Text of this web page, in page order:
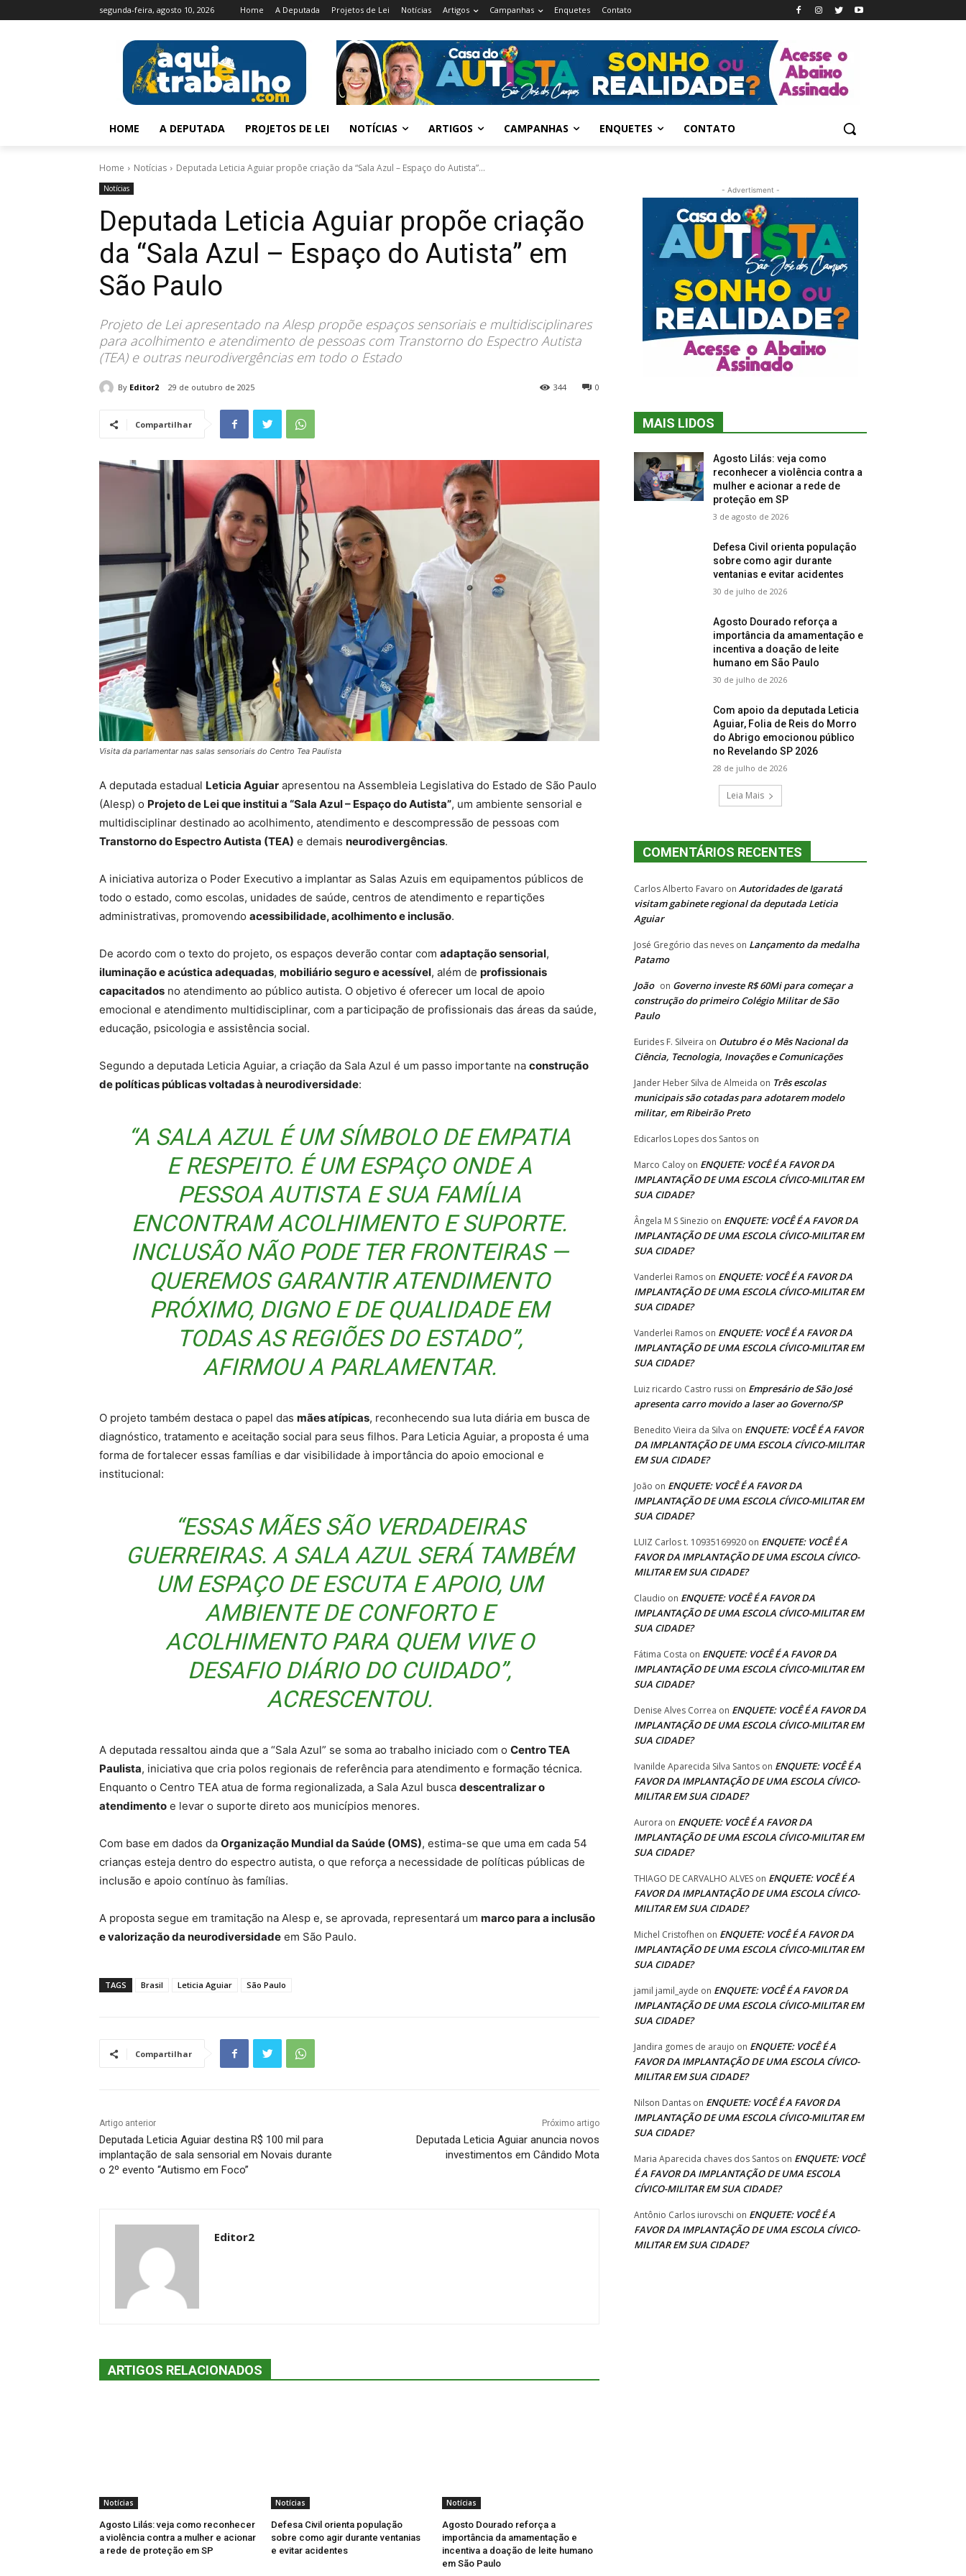
segunda-feira, agosto 10, 2026 Home A Deputada Projetos de Lei Notícias Artigos Campanhas Enquetes Contato
HOME A DEPUTADA PROJETOS DE LEI NOTÍCIAS ARTIGOS CAMPANHAS ENQUETES CONTATO
Home Notícias Deputada Leticia Aguiar propõe criação da “Sala Azul – Espaço do Autista”...
Notícias
Deputada Leticia Aguiar propõe criação
da “Sala Azul – Espaço do Autista” em
São Paulo
Projeto de Lei apresentado na Alesp propõe espaços sensoriais e multidisciplinares
para acolhimento e atendimento de pessoas com Transtorno do Espectro Autista
(TEA) e outras neurodivergências em todo o Estado
By Editor2 29 de outubro de 2025 0
344
Compartilhar
Visita da parlamentar nas salas sensoriais do Centro Tea Paulista
A deputada estadual Leticia Aguiar apresentou na Assembleia Legislativa do Estado de São Paulo
(Alesp) o Projeto de Lei que institui a “Sala Azul – Espaço do Autista”, um ambiente sensorial e
multidisciplinar destinado ao acolhimento, atendimento e descompressão de pessoas com
Transtorno do Espectro Autista (TEA) e demais neurodivergências.
A iniciativa autoriza o Poder Executivo a implantar as Salas Azuis em equipamentos públicos de
todo o estado, como escolas, unidades de saúde, centros de atendimento e repartições
administrativas, promovendo acessibilidade, acolhimento e inclusão.
De acordo com o texto do projeto, os espaços deverão contar com adaptação sensorial,
iluminação e acústica adequadas, mobiliário seguro e acessível, além de profissionais
capacitados no atendimento ao público autista. O objetivo é oferecer um local de apoio
emocional e atendimento multidisciplinar, com a participação de profissionais das áreas da saúde,
educação, psicologia e assistência social.
Segundo a deputada Leticia Aguiar, a criação da Sala Azul é um passo importante na construção
de políticas públicas voltadas à neurodiversidade:
“A SALA AZUL É UM SÍMBOLO DE EMPATIA
E RESPEITO. É UM ESPAÇO ONDE A
PESSOA AUTISTA E SUA FAMÍLIA
ENCONTRAM ACOLHIMENTO E SUPORTE.
INCLUSÃO NÃO PODE TER FRONTEIRAS —
QUEREMOS GARANTIR ATENDIMENTO
PRÓXIMO, DIGNO E DE QUALIDADE EM
TODAS AS REGIÕES DO ESTADO”,
AFIRMOU A PARLAMENTAR.
O projeto também destaca o papel das mães atípicas, reconhecendo sua luta diária em busca de
diagnóstico, tratamento e aceitação social para seus filhos. Para Leticia Aguiar, a proposta é uma
forma de fortalecer essas famílias e dar visibilidade à importância do apoio emocional e
institucional:
“ESSAS MÃES SÃO VERDADEIRAS
GUERREIRAS. A SALA AZUL SERÁ TAMBÉM
UM ESPAÇO DE ESCUTA E APOIO, UM
AMBIENTE DE CONFORTO E
ACOLHIMENTO PARA QUEM VIVE O
DESAFIO DIÁRIO DO CUIDADO”,
ACRESCENTOU.
A deputada ressaltou ainda que a “Sala Azul” se soma ao trabalho iniciado com o Centro TEA
Paulista, iniciativa que cria polos regionais de referência para atendimento e formação técnica.
Enquanto o Centro TEA atua de forma regionalizada, a Sala Azul busca descentralizar o
atendimento e levar o suporte direto aos municípios menores.
Com base em dados da Organização Mundial da Saúde (OMS), estima-se que uma em cada 54
crianças esteja dentro do espectro autista, o que reforça a necessidade de políticas públicas de
inclusão e apoio contínuo às famílias.
A proposta segue em tramitação na Alesp e, se aprovada, representará um marco para a inclusão
e valorização da neurodiversidade em São Paulo.
TAGS Brasil Leticia Aguiar São Paulo
Compartilhar
Artigo anterior
Deputada Leticia Aguiar destina R$ 100 mil para
implantação de sala sensorial em Novais durante
o 2º evento “Autismo em Foco”
Próximo artigo
Deputada Leticia Aguiar anuncia novos
investimentos em Cândido Mota
Editor2
ARTIGOS RELACIONADOS
Notícias
Agosto Lilás: veja como reconhecer
a violência contra a mulher e acionar
a rede de proteção em SP
Notícias
Defesa Civil orienta população
sobre como agir durante ventanias
e evitar acidentes
Notícias
Agosto Dourado reforça a
importância da amamentação e
incentiva a doação de leite humano
em São Paulo
- Advertisment -
MAIS LIDOS
Agosto Lilás: veja como
reconhecer a violência contra a
mulher e acionar a rede de
proteção em SP
3 de agosto de 2026
Defesa Civil orienta população
sobre como agir durante
ventanias e evitar acidentes
30 de julho de 2026
Agosto Dourado reforça a
importância da amamentação e
incentiva a doação de leite
humano em São Paulo
30 de julho de 2026
Com apoio da deputada Leticia
Aguiar, Folia de Reis do Morro
do Abrigo emocionou público
no Revelando SP 2026
28 de julho de 2026
Leia Mais
COMENTÁRIOS RECENTES
Carlos Alberto Favaro on Autoridades de Igaratá
visitam gabinete regional da deputada Leticia
Aguiar
José Gregório das neves on Lançamento da medalha
Patamo
João on Governo investe R$ 60Mi para começar a
construção do primeiro Colégio Militar de São
Paulo
Eurides F. Silveira on Outubro é o Mês Nacional da
Ciência, Tecnologia, Inovações e Comunicações
Jander Heber Silva de Almeida on Três escolas
municipais são cotadas para adotarem modelo
militar, em Ribeirão Preto
Edicarlos Lopes dos Santos on
Marco Caloy on ENQUETE: VOCÊ É A FAVOR DA
IMPLANTAÇÃO DE UMA ESCOLA CÍVICO-MILITAR EM
SUA CIDADE?
Ângela M S Sinezio on ENQUETE: VOCÊ É A FAVOR DA
IMPLANTAÇÃO DE UMA ESCOLA CÍVICO-MILITAR EM
SUA CIDADE?
Vanderlei Ramos on ENQUETE: VOCÊ É A FAVOR DA
IMPLANTAÇÃO DE UMA ESCOLA CÍVICO-MILITAR EM
SUA CIDADE?
Vanderlei Ramos on ENQUETE: VOCÊ É A FAVOR DA
IMPLANTAÇÃO DE UMA ESCOLA CÍVICO-MILITAR EM
SUA CIDADE?
Luiz ricardo Castro russi on Empresário de São José
apresenta carro movido a laser ao Governo/SP
Benedito Vieira da Silva on ENQUETE: VOCÊ É A FAVOR
DA IMPLANTAÇÃO DE UMA ESCOLA CÍVICO-MILITAR
EM SUA CIDADE?
João on ENQUETE: VOCÊ É A FAVOR DA
IMPLANTAÇÃO DE UMA ESCOLA CÍVICO-MILITAR EM
SUA CIDADE?
LUIZ Carlos t. 10935169920 on ENQUETE: VOCÊ É A
FAVOR DA IMPLANTAÇÃO DE UMA ESCOLA CÍVICO-
MILITAR EM SUA CIDADE?
Claudio on ENQUETE: VOCÊ É A FAVOR DA
IMPLANTAÇÃO DE UMA ESCOLA CÍVICO-MILITAR EM
SUA CIDADE?
Fátima Costa on ENQUETE: VOCÊ É A FAVOR DA
IMPLANTAÇÃO DE UMA ESCOLA CÍVICO-MILITAR EM
SUA CIDADE?
Denise Alves Correa on ENQUETE: VOCÊ É A FAVOR DA
IMPLANTAÇÃO DE UMA ESCOLA CÍVICO-MILITAR EM
SUA CIDADE?
Ivanilde Aparecida Silva Santos on ENQUETE: VOCÊ É A
FAVOR DA IMPLANTAÇÃO DE UMA ESCOLA CÍVICO-
MILITAR EM SUA CIDADE?
Aurora on ENQUETE: VOCÊ É A FAVOR DA
IMPLANTAÇÃO DE UMA ESCOLA CÍVICO-MILITAR EM
SUA CIDADE?
THIAGO DE CARVALHO ALVES on ENQUETE: VOCÊ É A
FAVOR DA IMPLANTAÇÃO DE UMA ESCOLA CÍVICO-
MILITAR EM SUA CIDADE?
Michel Cristofhen on ENQUETE: VOCÊ É A FAVOR DA
IMPLANTAÇÃO DE UMA ESCOLA CÍVICO-MILITAR EM
SUA CIDADE?
jamil jamil_ayde on ENQUETE: VOCÊ É A FAVOR DA
IMPLANTAÇÃO DE UMA ESCOLA CÍVICO-MILITAR EM
SUA CIDADE?
Jandira gomes de araujo on ENQUETE: VOCÊ É A
FAVOR DA IMPLANTAÇÃO DE UMA ESCOLA CÍVICO-
MILITAR EM SUA CIDADE?
Nilson Dantas on ENQUETE: VOCÊ É A FAVOR DA
IMPLANTAÇÃO DE UMA ESCOLA CÍVICO-MILITAR EM
SUA CIDADE?
Maria Aparecida chaves dos Santos on ENQUETE: VOCÊ
É A FAVOR DA IMPLANTAÇÃO DE UMA ESCOLA
CÍVICO-MILITAR EM SUA CIDADE?
Antônio Carlos iurovschi on ENQUETE: VOCÊ É A
FAVOR DA IMPLANTAÇÃO DE UMA ESCOLA CÍVICO-
MILITAR EM SUA CIDADE?